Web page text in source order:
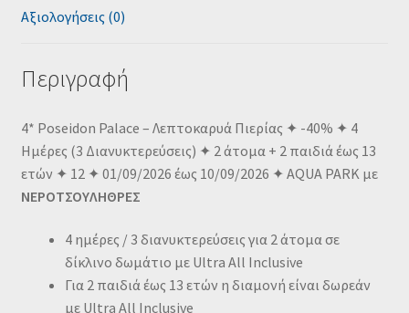
Αξιολογήσεις (0)
Περιγραφή
4* Poseidon Palace – Λεπτοκαρυά Πιερίας ✦ -40% ✦ 4
Ημέρες (3 Διανυκτερεύσεις) ✦ 2 άτομα + 2 παιδιά έως 13
ετών ✦ 12 ✦ 01/09/2026 έως 10/09/2026 ✦ AQUA PARK με
ΝΕΡΟΤΣΟΥΛΗΘΡΕΣ
4 ημέρες / 3 διανυκτερεύσεις για 2 άτομα σε
δίκλινο δωμάτιο με Ultra All Inclusive
Για 2 παιδιά έως 13 ετών η διαμονή είναι δωρεάν
με Ultra All Inclusive